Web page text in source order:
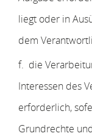
liegt oder in
dem
f. die
Interessen des
erforderlich,
Grundrechte